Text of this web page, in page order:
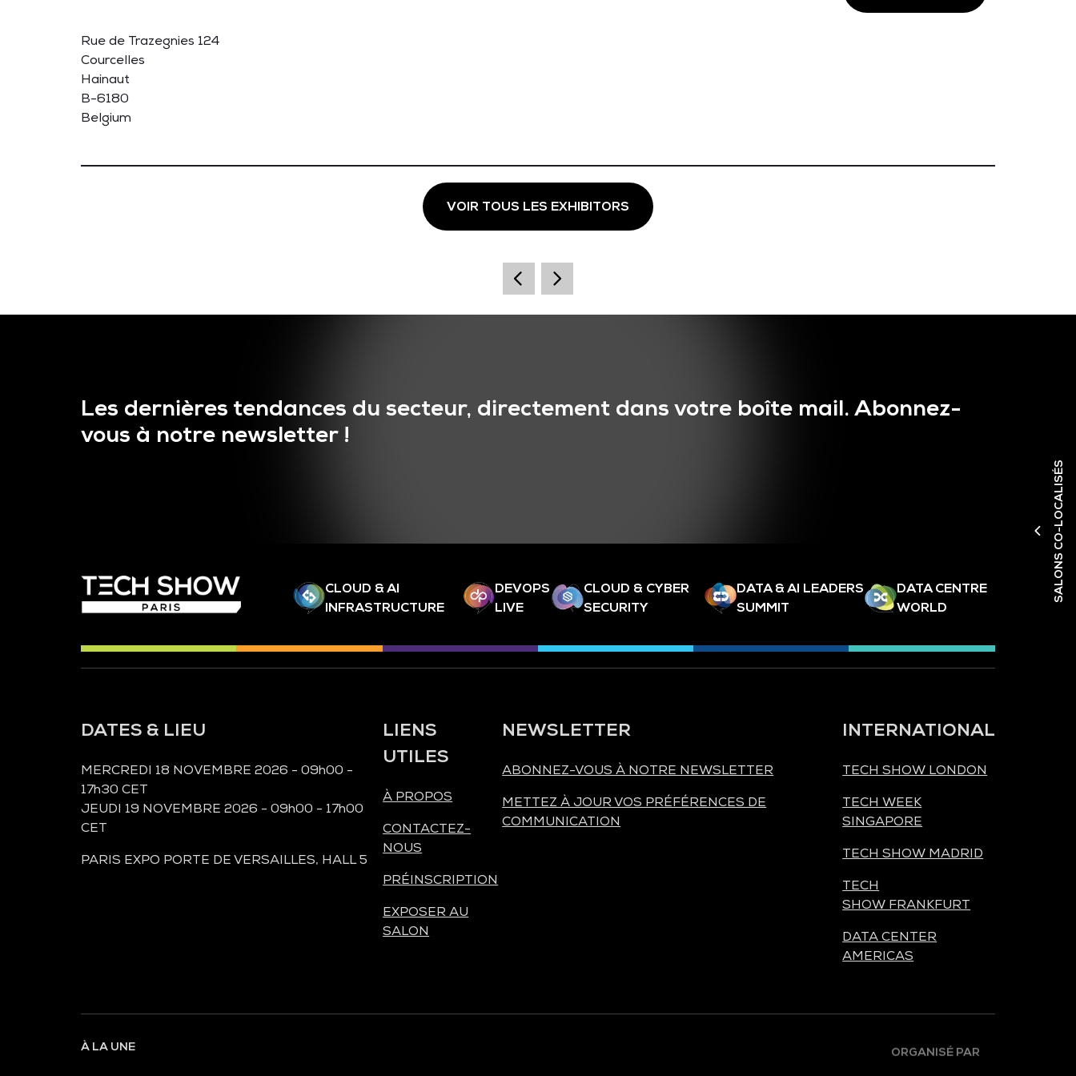
SALONS CO-LOCALISÉS
Rue de Trazegnies 124
Courcelles
Hainaut
B-6180
Belgium
VOIR TOUS LES EXHIBITORS
Les dernières tendances du secteur, directement dans votre boîte mail. Abonnez-
vous à notre newsletter !
CLOUD & AI
INFRASTRUCTURE
DEVOPS
LIVE
CLOUD & CYBER
SECURITY
DATA & AI LEADERS
SUMMIT
DATA CENTRE
WORLD
DATES & LIEU
MERCREDI 18 NOVEMBRE 2026 - 09h00 -
17h30 CET
JEUDI 19 NOVEMBRE 2026 - 09h00 - 17h00
CET
PARIS EXPO PORTE DE VERSAILLES, HALL 5
LIENS
UTILES
À PROPOS
CONTACTEZ-
NOUS
PRÉINSCRIPTION
EXPOSER AU
SALON
NEWSLETTER
ABONNEZ-VOUS À NOTRE NEWSLETTER
METTEZ À JOUR VOS PRÉFÉRENCES DE
COMMUNICATION
INTERNATIONAL
TECH SHOW LONDON
TECH WEEK
SINGAPORE
TECH SHOW MADRID
TECH
SHOW FRANKFURT
DATA CENTER
AMERICAS
À LA UNE ORGANISÉ PAR